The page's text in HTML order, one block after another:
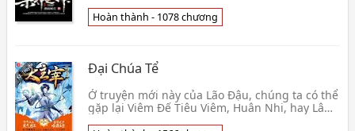
👦 Yến Sơn Thành Chủ
Hoàn thành - 1078 chương
Đại Chúa Tể
Ở truyện mới này của Lão Đậu, chúng ta có thể
gặp lại Viêm Đế Tiêu Viêm, Huân Nhi, hay Lâm